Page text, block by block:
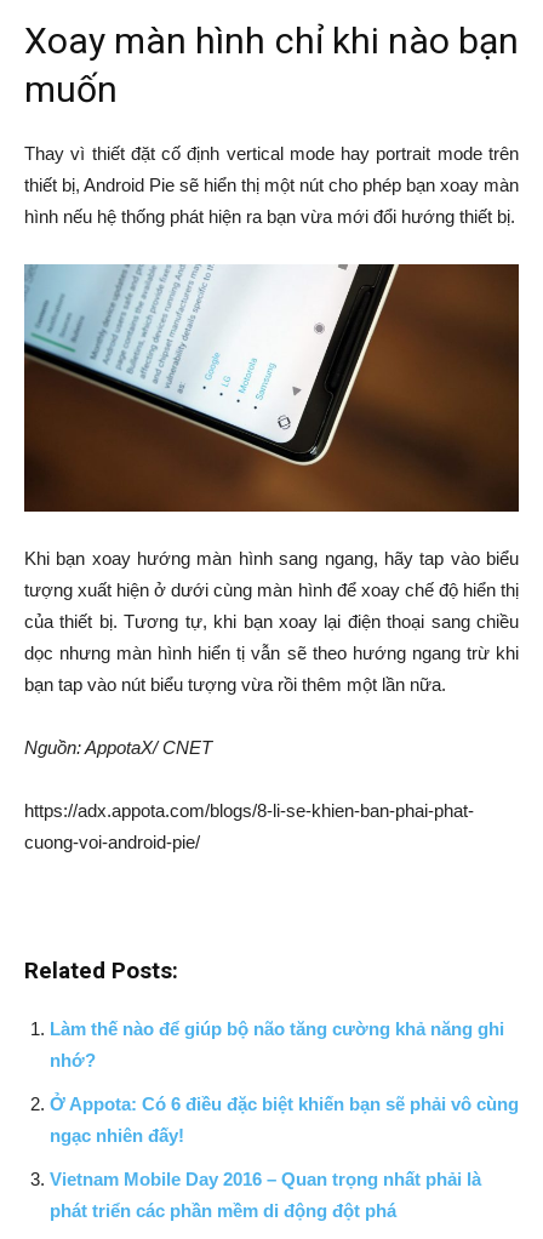
Xoay màn hình chỉ khi nào bạn
muốn
Thay vì thiết đặt cố định vertical mode hay portrait mode trên
thiết bị, Android Pie sẽ hiển thị một nút cho phép bạn xoay màn
hình nếu hệ thống phát hiện ra bạn vừa mới đổi hướng thiết bị.
Khi bạn xoay hướng màn hình sang ngang, hãy tap vào biểu
tượng xuất hiện ở dưới cùng màn hình để xoay chế độ hiển thị
của thiết bị. Tương tự, khi bạn xoay lại điện thoại sang chiều
dọc nhưng màn hình hiển tị vẫn sẽ theo hướng ngang trừ khi
bạn tap vào nút biểu tượng vừa rồi thêm một lần nữa.
Nguồn: AppotaX/ CNET
https://adx.appota.com/blogs/8-li-se-khien-ban-phai-phat-
cuong-voi-android-pie/
Related Posts:
Làm thế nào để giúp bộ não tăng cường khả năng ghi
nhớ?
Ở Appota: Có 6 điều đặc biệt khiến bạn sẽ phải vô cùng
ngạc nhiên đấy!
Vietnam Mobile Day 2016 – Quan trọng nhất phải là
phát triển các phần mềm di động đột phá